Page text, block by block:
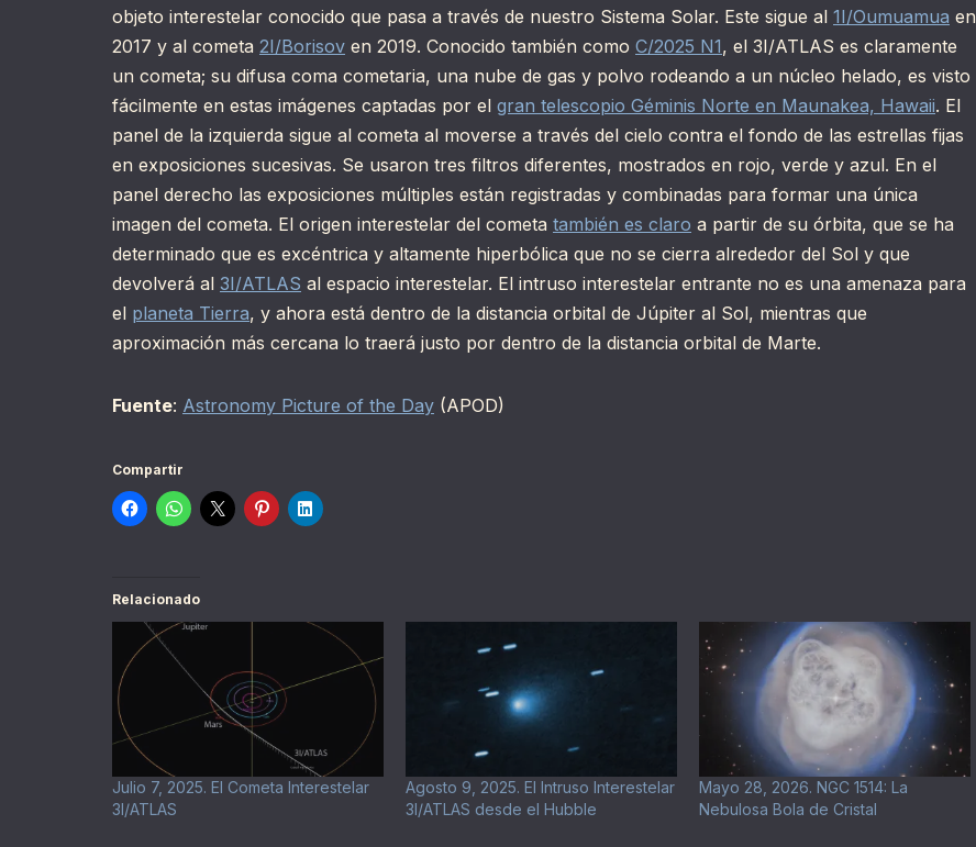
objeto interestelar conocido que pasa a través de nuestro Sistema Solar. Este sigue al 1I/Oumuamua en
2017 y al cometa 2I/Borisov en 2019. Conocido también como C/2025 N1, el 3I/ATLAS es claramente
un cometa; su difusa coma cometaria, una nube de gas y polvo rodeando a un núcleo helado, es visto
fácilmente en estas imágenes captadas por el gran telescopio Géminis Norte en Maunakea, Hawaii. El
panel de la izquierda sigue al cometa al moverse a través del cielo contra el fondo de las estrellas fijas
en exposiciones sucesivas. Se usaron tres filtros diferentes, mostrados en rojo, verde y azul. En el
panel derecho las exposiciones múltiples están registradas y combinadas para formar una única
imagen del cometa. El origen interestelar del cometa también es claro a partir de su órbita, que se ha
determinado que es excéntrica y altamente hiperbólica que no se cierra alrededor del Sol y que
devolverá al 3I/ATLAS al espacio interestelar. El intruso interestelar entrante no es una amenaza para
el planeta Tierra, y ahora está dentro de la distancia orbital de Júpiter al Sol, mientras que
aproximación más cercana lo traerá justo por dentro de la distancia orbital de Marte.
Fuente: Astronomy Picture of the Day (APOD)
Compartir
Relacionado
Julio 7, 2025. El Cometa Interestelar
3I/ATLAS
Agosto 9, 2025. El Intruso Interestelar
3I/ATLAS desde el Hubble
Mayo 28, 2026. NGC 1514: La
Nebulosa Bola de Cristal